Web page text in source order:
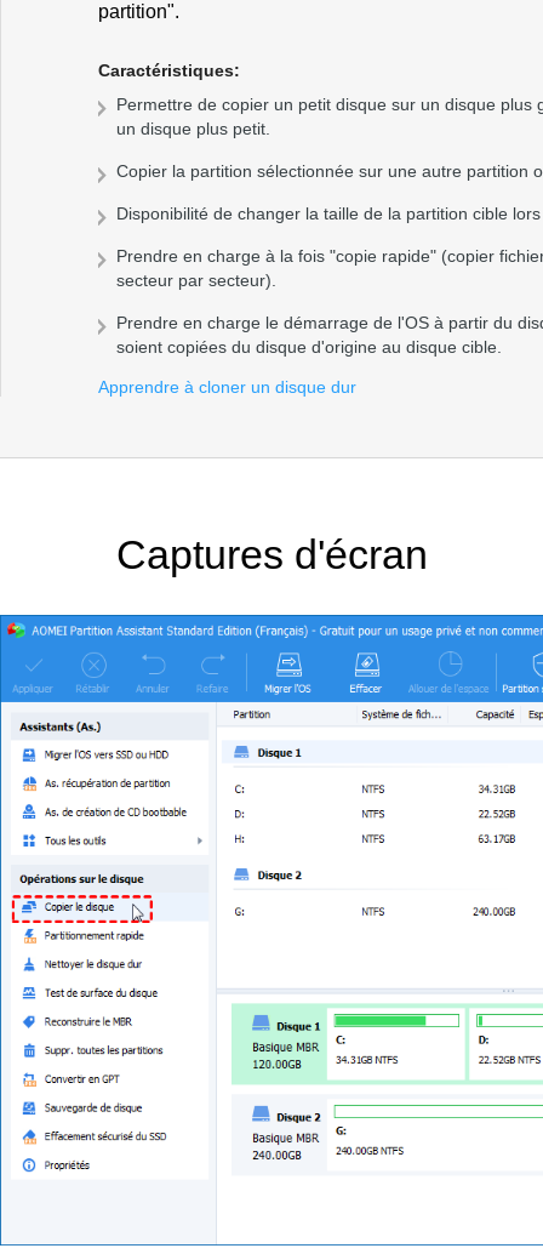
partition".
Caractéristiques:
Permettre de copier un petit disque sur un disque
un disque plus petit.
Copier la partition sélectionnée sur une autre partition
Disponibilité de changer la taille de la partition cible
Prendre en charge à la fois "copie rapide" (copier
secteur par secteur).
Prendre en charge le démarrage de l'OS à partir du
soient copiées du disque d'origine au disque cible.
Apprendre à cloner un disque dur
Captures d'écran